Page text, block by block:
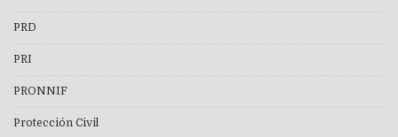
PRD
PRI
PRONNIF
Protección Civil